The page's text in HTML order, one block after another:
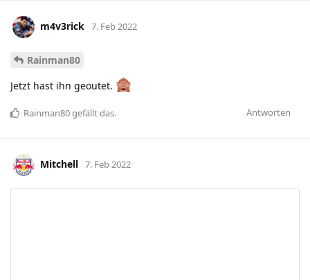
m4v3rick 7. Feb 2022
Rainman80
Jetzt hast ihn geoutet.
Antworten
Rainman80gefällt das.
Mitchell 7. Feb 2022